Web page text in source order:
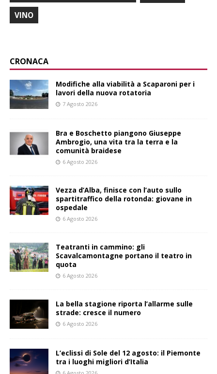
VINO
CRONACA
Modifiche alla viabilità a Scaparoni per i
lavori della nuova rotatoria
7 Agosto 2026
Bra e Boschetto piangono Giuseppe
Ambrogio, una vita tra la terra e la
comunità braidese
6 Agosto 2026
Vezza d’Alba, finisce con l’auto sullo
spartitraffico della rotonda: giovane in
ospedale
6 Agosto 2026
Teatranti in cammino: gli
Scavalcamontagne portano il teatro in
quota
6 Agosto 2026
La bella stagione riporta l’allarme sulle
strade: cresce il numero
6 Agosto 2026
L’eclissi di Sole del 12 agosto: il Piemonte
tra i luoghi migliori d’Italia